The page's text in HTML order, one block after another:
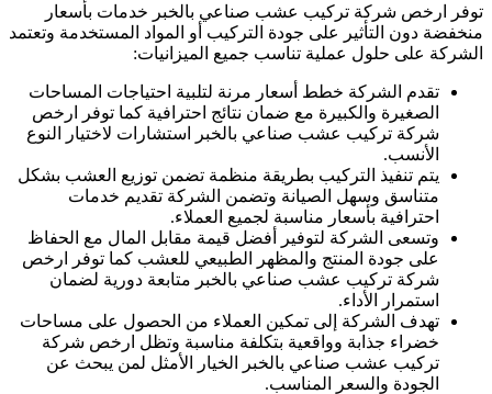
توفر ارخص شركة تركيب عشب صناعي بالخبر خدمات بأسعار
منخفضة دون التأثير على جودة التركيب أو المواد المستخدمة وتعتمد
الشركة على حلول عملية تناسب جميع الميزانيات:
تقدم الشركة خطط أسعار مرنة لتلبية احتياجات المساحات
الصغيرة والكبيرة مع ضمان نتائج احترافية كما توفر ارخص
شركة تركيب عشب صناعي بالخبر استشارات لاختيار النوع
الأنسب.
يتم تنفيذ التركيب بطريقة منظمة تضمن توزيع العشب بشكل
متناسق وسهل الصيانة وتضمن الشركة تقديم خدمات
احترافية بأسعار مناسبة لجميع العملاء.
وتسعى الشركة لتوفير أفضل قيمة مقابل المال مع الحفاظ
على جودة المنتج والمظهر الطبيعي للعشب كما توفر ارخص
شركة تركيب عشب صناعي بالخبر متابعة دورية لضمان
استمرار الأداء.
تهدف الشركة إلى تمكين العملاء من الحصول على مساحات
خضراء جذابة وواقعية بتكلفة مناسبة وتظل ارخص شركة
تركيب عشب صناعي بالخبر الخيار الأمثل لمن يبحث عن
الجودة والسعر المناسب.